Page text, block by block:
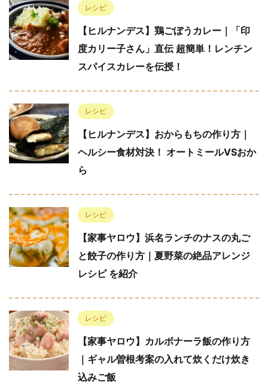
レシピ
【ヒルナンデス】鶏ごぼうカレー｜「印
度カリー子さん」直伝 超簡単！レンチン
スパイスカレーを伝授！
レシピ
【ヒルナンデス】おからもちの作り方｜
ヘルシー食材対決！ オートミールVSおか
ら
レシピ
【家事ヤロウ】浜名ランチのナスの丸ご
と餃子の作り方｜夏野菜の絶品アレンジ
レシピ を紹介
レシピ
【家事ヤロウ】カルボナーラ飯の作り方
｜ギャル曽根考案の入れて炊くだけ炊き
込みご飯